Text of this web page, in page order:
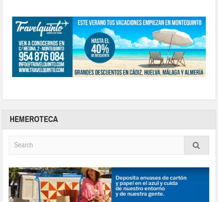
HEMEROTECA